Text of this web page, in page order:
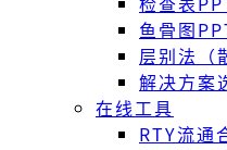
鱼骨图
层别法（
解决方案
在线工具
RTY流通